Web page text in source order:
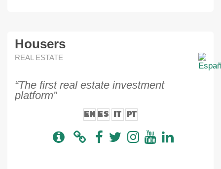
Housers
REAL ESTATE
“The first real estate investment
platform”
EN ES IT PT